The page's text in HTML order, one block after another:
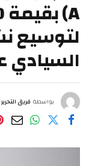
لتوسيع
السيادي
بواسطة فريق التحرير